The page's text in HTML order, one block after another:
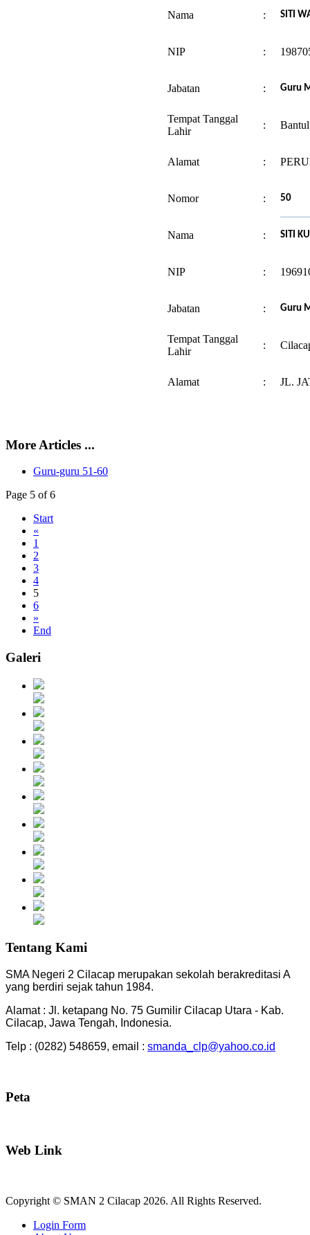
Nama : SITI
NIP :
Jabatan : Guru
Tempat Tanggal
Lahir
:
Alamat :
Nomor : 50
Nama : SITI
NIP :
Jabatan : Guru
Tempat Tanggal
Lahir
:
Alamat : JL.
More Articles ...
Guru-guru 51-60
Page 5 of 6
Start
«
1
2
3
4
5
6
»
End
Galeri
Tentang Kami
SMA Negeri 2 Cilacap merupakan sekolah berakreditasi A
yang berdiri sejak tahun 1984.
Alamat : Jl. ketapang No. 75 Gumilir Cilacap Utara - Kab.
Cilacap, Jawa Tengah, Indonesia.
Telp : (0282) 548659, email : smanda_clp@yahoo.co.id
Peta
Web Link
Copyright © SMAN 2 Cilacap 2026. All Rights Reserved.
Login Form